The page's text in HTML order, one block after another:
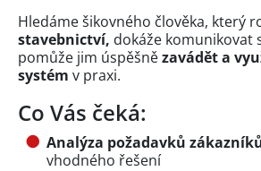
Hledáme šikovného člověka, který
stavebnictví, dokáže komunikovat
pomůže jim úspěšnězavádět a
systém v praxi.
Co Vás čeká:
Analýza požadavků
vhodného řešení